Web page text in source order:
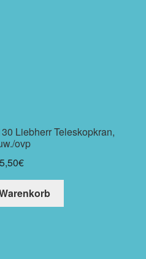
Liebherr Teleskopkran,
ovp
€